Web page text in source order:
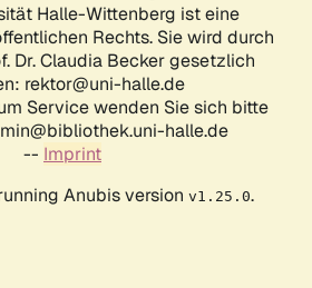
Halle-Wittenberg ist eine
Rechts. Sie wird durch
Dr. Claudia Becker gesetzlich
rektor@uni-halle.de
Service wenden Sie sich bitte
halle.de
-- Imprint
Anubis version v1.25.0.